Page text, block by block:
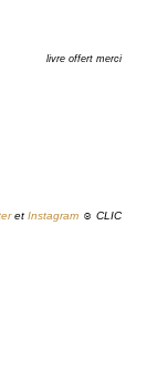
livre offert merci
et Instagram☺ CLIC